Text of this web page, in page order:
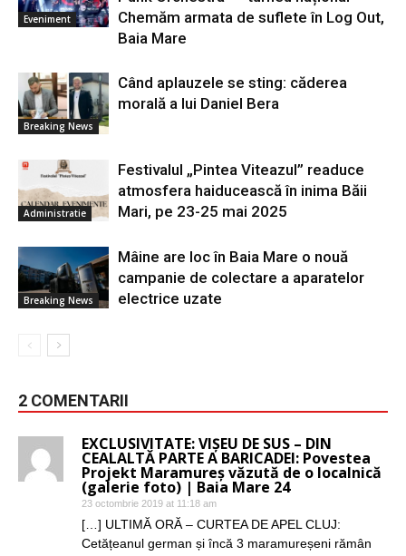
Eveniment
Chemăm armata de suflete în Log Out,
Baia Mare
Breaking News
Când aplauzele se sting: căderea
morală a lui Daniel Bera
Administratie
Festivalul „Pintea Viteazul” readuce
atmosfera haiducească în inima Băii
Mari, pe 23-25 mai 2025
Breaking News
Mâine are loc în Baia Mare o nouă
campanie de colectare a aparatelor
electrice uzate
2 COMENTARII
EXCLUSIVITATE: VIȘEU DE SUS – DIN
CEALALTĂ PARTE A BARICADEI: Povestea
Projekt Maramureș văzută de o localnică
(galerie foto) | Baia Mare 24
23 octombrie 2019 at 11:18 am
[…] ULTIMĂ ORĂ – CURTEA DE APEL CLUJ:
Cetățeanul german și încă 3 maramureșeni rămân